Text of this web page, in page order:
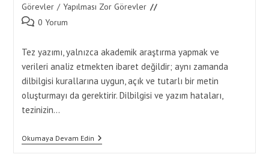
Görevler / Yapılması Zor Görevler
Post 0 Yorum
Tez yazımı, yalnızca akademik araştırma yapmak ve
verileri analiz etmekten ibaret değildir; aynı zamanda
dilbilgisi kurallarına uygun, açık ve tutarlı bir metin
oluşturmayı da gerektirir. Dilbilgisi ve yazım hataları,
tezinizin…
Okumaya Devam EdinTez
Yazarken